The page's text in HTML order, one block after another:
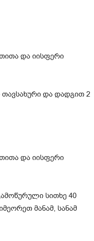
და დადგით 2
სითხე 40
მანამ, სანამ